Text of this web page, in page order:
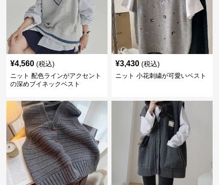
¥4,560 (税込)
ニット 配色ラインがアクセント
の深めブイネックベスト
¥3,430 (税込)
ニット 小花刺繍が可愛いベスト